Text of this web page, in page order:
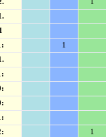
1
1
1
1